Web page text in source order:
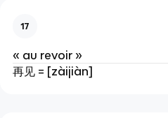
17
« au revoir »
再见 = [zàijiàn]